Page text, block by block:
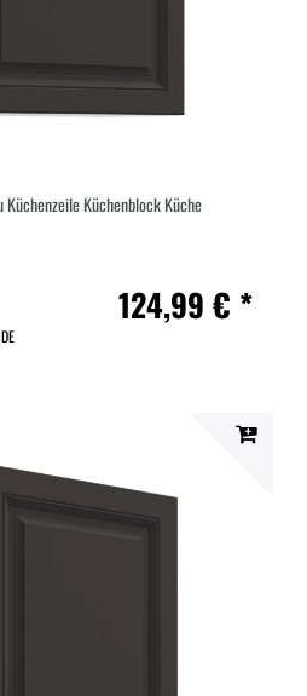
Küchenblock Küche
124,99 € *